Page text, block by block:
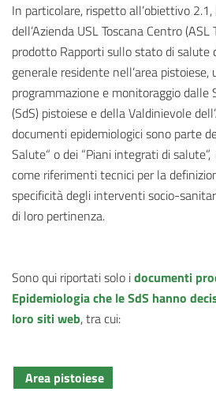
In particolare, rispetto all’obiettivo 2.1,
dell’Azienda USL Toscana Centro
prodotto Rapporti sullo stato di salute
generale residente nell’area
programmazione e monitoraggio dalle
(SdS) pistoiese e della Valdinievole
documenti epidemiologici sono parte
Salute“ o dei “Piani integrati di
come riferimenti tecnici per la
specificità degli interventi socio-
di loro pertinenza.
Sono qui riportati solo idocumenti
Epidemiologia che le SdS hanno
loro siti web, tra cui:
Area pistoiese